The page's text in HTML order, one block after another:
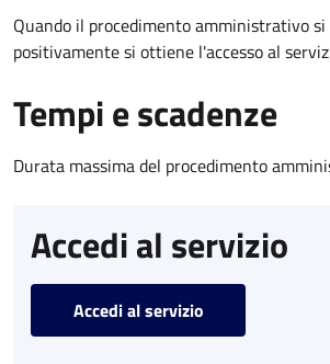
Quando il procedimento amministrativo si
positivamente si ottiene l'accesso al
Tempi e scadenze
Durata massima del procedimento
Accedi al servizio
Accedi al servizio